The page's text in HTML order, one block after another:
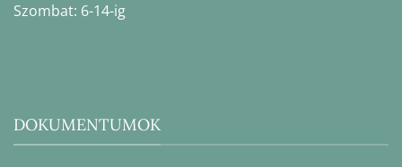
Szombat: 6-14-ig
DOKUMENTUMOK